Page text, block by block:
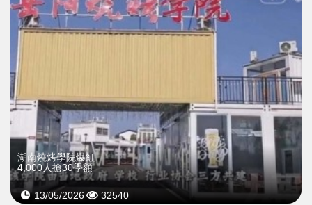
湖南燒烤學院爆紅
4,000人搶30學額
13/05/2026 32540